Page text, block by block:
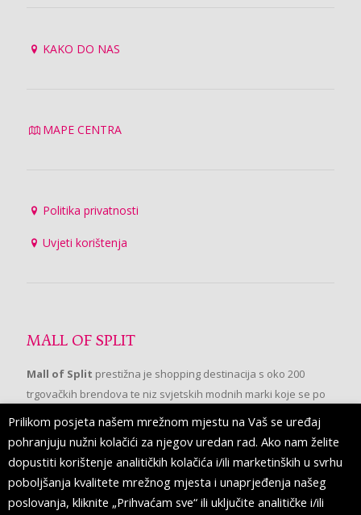
KAKO DO NAS
MAPE CENTRA
Politika privatnosti
Uvjeti korištenja
MALL OF SPLIT
Mall of Split prestižna je shopping destinacija s oko 200
trgovačkih brendova te niz svjetskih modnih marki koje se po
prvi put pojavljuju u Splitu.
PRATITE NAS
Prilikom posjeta našem mrežnom mjestu na Vaš se uređaj
pohranjuju nužni kolačići za njegov uredan rad. Ako nam želite
dopustiti korištenje analitičkih kolačića i/ili marketinških u svrhu
poboljšanja kvalitete mrežnog mjesta i unaprjeđenja našeg
poslovanja, kliknite „Prihvaćam sve“ ili uključite analitičke i/ili